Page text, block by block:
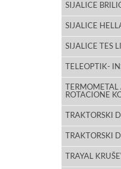
SIJALICE
SIJALICE
SIJALICE TES
TELEOPTIK-
ROTACIONE
TRAKTORSKI
TRAKTORSKI
TRAYAL